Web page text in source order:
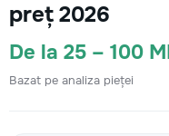
preț 2026
De la 25 – 100
Bazat pe analiza pieței